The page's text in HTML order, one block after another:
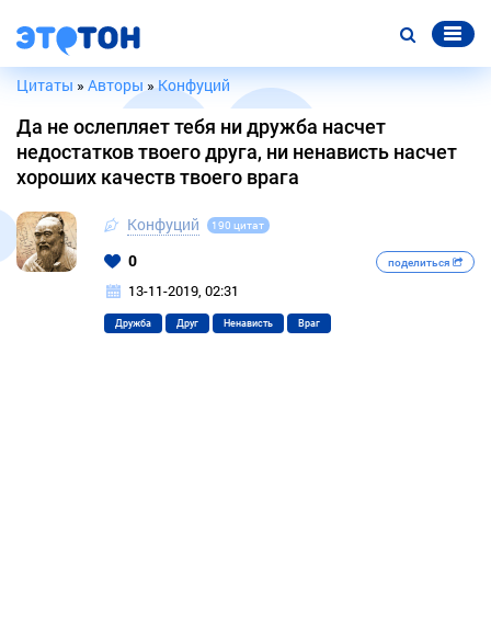
Цитаты » Авторы »Конфуций
Да не ослепляет тебя ни дружба насчет
недостатков твоего друга, ни ненависть насчет
хороших качеств твоего врага
Конфуций 190 цитат
0 поделиться
13-11-2019, 02:31
Дружба Друг Ненависть Враг